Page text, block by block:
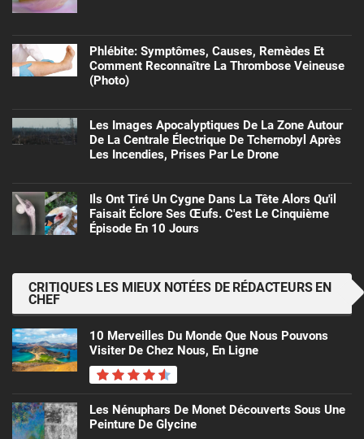
Phlébite: Symptômes, Causes, Remèdes Et
Comment Reconnaître La Thrombose Veineuse
(photo)
Les Images Apocalyptiques De La Zone Autour
De La Centrale Électrique De Tchernobyl Après
Les Incendies, Prises Par Le Drone
Ils Ont Tiré Un Cygne Dans La Tête Alors Qu'il
Faisait Éclore Ses Œufs. C'est Le Cinquième
Épisode En 10 Jours
CRITIQUES LES MIEUX NOTÉES DE RÉDACTEURS EN
CHEF
10 Merveilles Du Monde Que Nous Pouvons
Visiter De Chez Nous, En Ligne
Les Nénuphars De Monet Découverts Sous Une
Peinture De Glycine